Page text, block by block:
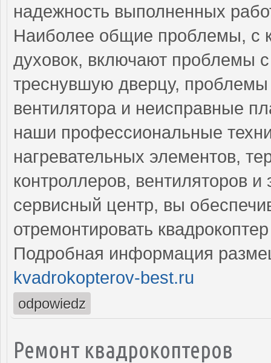
надежность выполненных
Наиболее общие проблемы, с
духовок, включают проблемы
треснувшую дверцу,
вентилятора и неисправные
наши профессиональные
нагревательных элементов,
контроллеров, вентиляторов
сервисный центр, вы
отремонтировать
Подробная информация
kvadrokopterov-best.ru
odpowiedz
Ремонт квадрокоптеров